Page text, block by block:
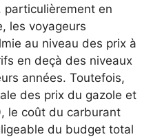
en
les voyageurs
au niveau des prix à
en deçà des niveaux
années. Toutefois,
des prix du gazole et
le coût du carburant
du budget total